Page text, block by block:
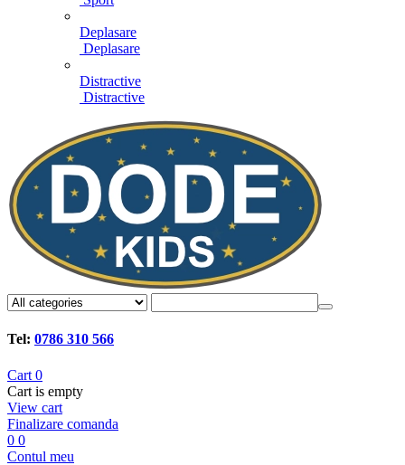
Deplasare
Deplasare
Distractive
Distractive
Tel: 0786 310 566
Cart 0
Cart is empty
View cart
Finalizare comanda
0 0
Contul meu